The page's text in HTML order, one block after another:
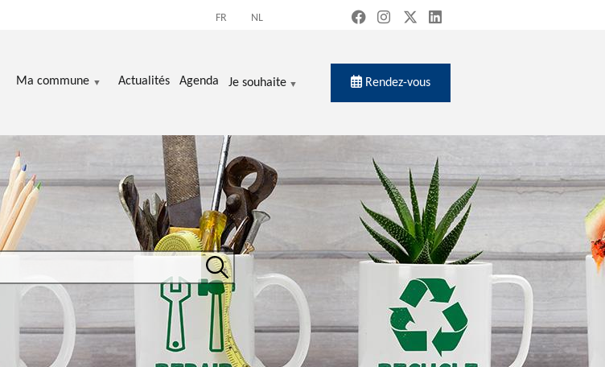
FR NL
Ma commune Actualités Agenda Je souhaite Rendez-vous
Rechercher